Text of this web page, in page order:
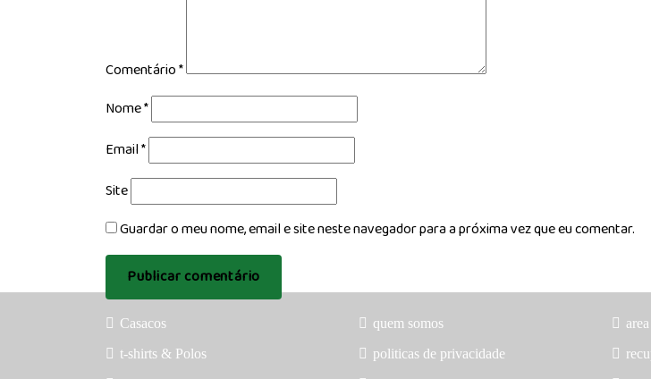
Comentário*
Nome*
Email*
Site
Guardar o meu nome, email e site neste navegador para a próxima vez que eu comentar.
Casacos
t-shirts & Polos
quem somos
politicas de privacidade